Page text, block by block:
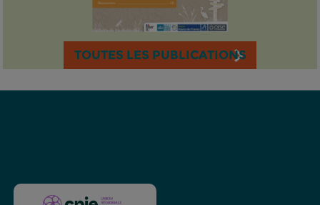
TOUTES LES PUBLICATIONS